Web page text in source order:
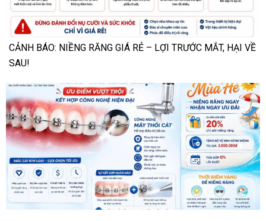
CẢNH BÁO: NIỀNG RĂNG GIÁ RẺ – LỢI TRƯỚC MẮT, HẠI VỀ
SAU!